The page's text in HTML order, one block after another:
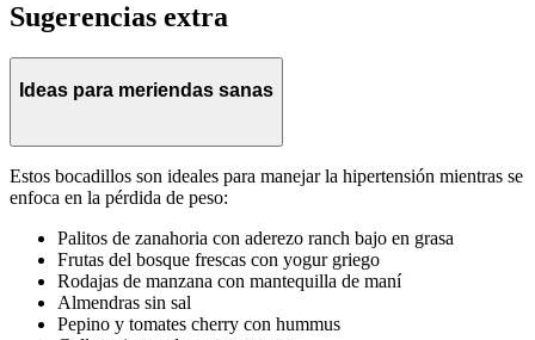
Sugerencias extra
Ideas para meriendas sanas
Estos bocadillos son ideales para manejar la hipertensión mientras se
enfoca en la pérdida de peso:
Palitos de zanahoria con aderezo ranch bajo en grasa
Frutas del bosque frescas con yogur griego
Rodajas de manzana con mantequilla de maní
Almendras sin sal
Pepino y tomates cherry con hummus